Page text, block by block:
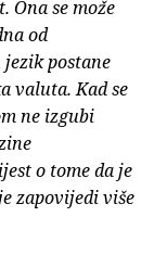
Ona se može
od
postane
valuta. Kad se
ne izgubi
o tome da je
zapovijedi više